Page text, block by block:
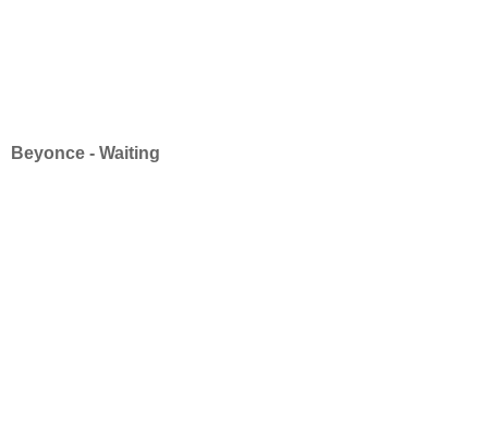
Beyonce - Waiting